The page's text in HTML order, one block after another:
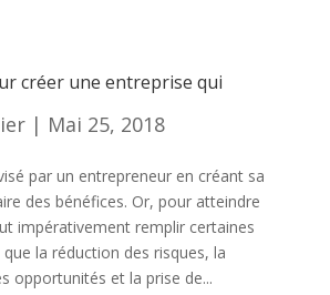
créer une entreprise qui
| Mai 25, 2018
par un entrepreneur en créant sa
des bénéfices. Or, pour atteindre
impérativement remplir certaines
la réduction des risques, la
opportunités et la prise de...